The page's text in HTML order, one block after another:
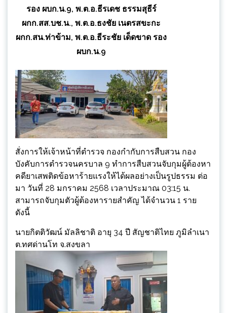
รอง ผบก.น.9, พ.ต.อ.ธีรเดช ธรรมสุธีร์
ผกก.สส.บช.น., พ.ต.อ.ธงชัย เนตรสขะกะ
ผกก.สน.ท่าข้าม, พ.ต.อ.ธีระชัย เด็ดขาด รอง
ผบก.น.9
สั่งการให้เจ้าหน้าที่ตำรวจ กองกำกับการสืบสวน กอง
บังคับการตำรวจนครบาล 9 ทำการสืบสวนจับกุมผู้ต้องหา
คดียาเสพติดข้อหาร้ายแรงให้ได้ผลอย่างเป็นรูปธรรม ต่อ
มา วันที่ 28 มกราคม 2568 เวลาประมาณ 03:15 น.
สามารถจับกุมตัวผู้ต้องหารายสำคัญ ได้จำนวน 1 ราย
ดังนี้
นายกิตติวัฒน์ มัลลิชาติ อายุ 34 ปี สัญชาติไทย ภูมิลำเนา
ต.ทศด่านโท จ.สงขลา